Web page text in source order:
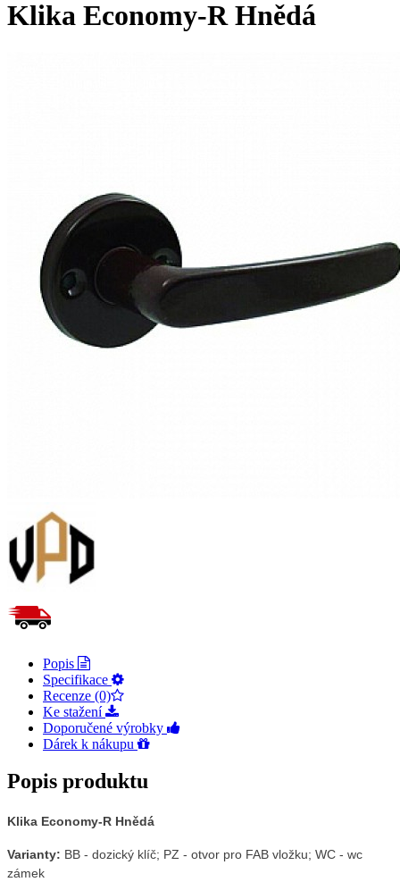
Klika Economy-R Hnědá
Popis
Specifikace
Recenze (0)
Ke stažení
Doporučené výrobky
Dárek k nákupu
Popis produktu
Klika Economy-R Hnědá
Varianty: BB - dozický klíč; PZ - otvor pro FAB vložku; WC - wc
zámek